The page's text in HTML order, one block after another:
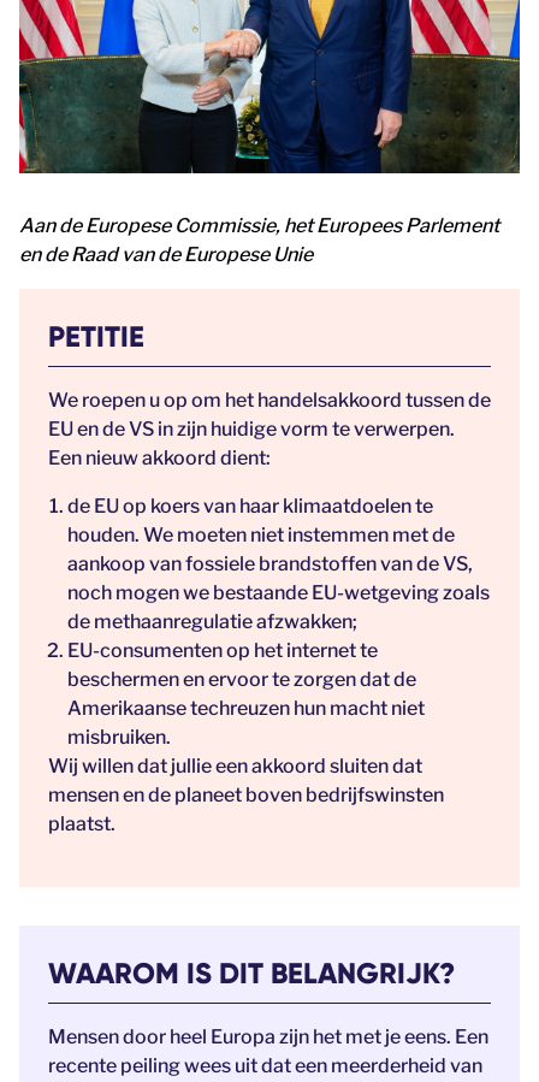
Aan de Europese Commissie, het Europees Parlement
en de Raad van de Europese Unie
PETITIE
We roepen u op om het handelsakkoord tussen de
EU en de VS in zijn huidige vorm te verwerpen.
Een nieuw akkoord dient:
de EU op koers van haar klimaatdoelen te
houden. We moeten niet instemmen met de
aankoop van fossiele brandstoffen van de VS,
noch mogen we bestaande EU-wetgeving zoals
de methaanregulatie afzwakken;
EU-consumenten op het internet te
beschermen en ervoor te zorgen dat de
Amerikaanse techreuzen hun macht niet
misbruiken.
Wij willen dat jullie een akkoord sluiten dat
mensen en de planeet boven bedrijfswinsten
plaatst.
WAAROM IS DIT BELANGRIJK?
Mensen door heel Europa zijn het met je eens. Een
recente peiling wees uit dat een meerderheid van